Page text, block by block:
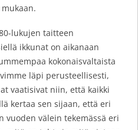
lukujen taitteen
ikkunat on aikanaan
kokonaisvaltaista
läpi perusteellisesti,
vaatisivat niin, että kaikki
kertaa sen sijaan, että eri
vuoden välein tekemässä eri